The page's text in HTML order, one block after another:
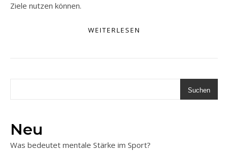
Ziele nutzen können.
WEITERLESEN
Suchen
Neu
Was bedeutet mentale Stärke im Sport?